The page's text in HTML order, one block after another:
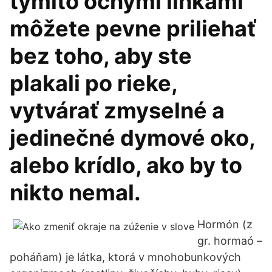
môžete pevne priliehať
bez toho, aby ste
plakali po rieke,
vytvárať zmyselné a
jedinečné dymové oko,
alebo krídlo, ako by to
nikto nemal.
Hormón (z
gr. hormaó –
poháňam) je látka, ktorá v mnohobunkových